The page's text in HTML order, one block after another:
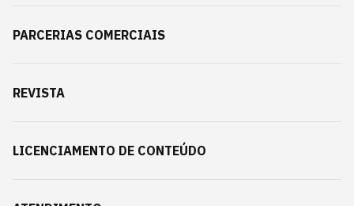
PARCERIAS COMERCIAIS
REVISTA
LICENCIAMENTO DE CONTEÚDO